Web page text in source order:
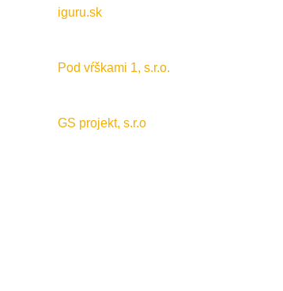
iguru.sk
Pod vŕškami 1, s.r.o.
GS projekt, s.r.o